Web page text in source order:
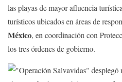
las playas de mayor afluencia
turísticos ubicados en áreas de
México, en coordinación con
los tres órdenes de gobierno.